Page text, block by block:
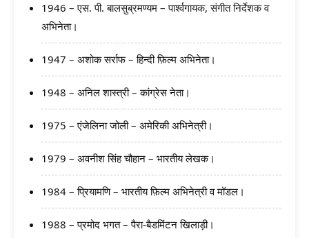
1946 – एस. पी. बालसुब्रमण्यम – पार्श्वगायक, संगीत निर्देशक व
अभिनेता।
1947 – अशोक सर्राफ – हिन्दी फ़िल्म अभिनेता।
1948 – अनिल शास्त्री – कांग्रेस नेता।
1975 – एंजेलिना जोली – अमेरिकी अभिनेत्री।
1979 – अवनीश सिंह चौहान – भारतीय लेखक।
1984 – प्रियामणि – भारतीय फ़िल्म अभिनेत्री व मॉडल।
1988 – प्रमोद भगत – पैरा-बैडमिंटन खिलाड़ी।